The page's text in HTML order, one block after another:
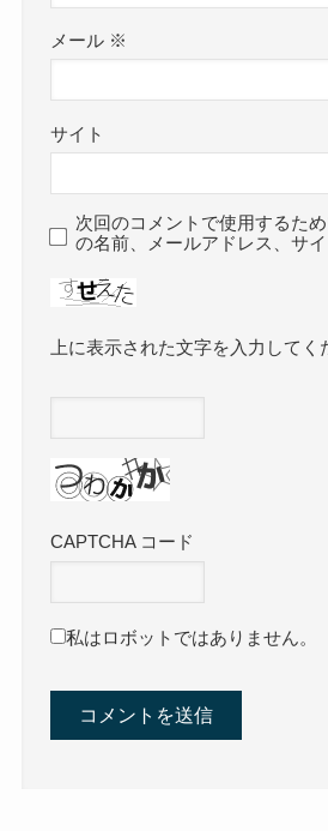
メール ※
サイト
次回のコメントで使用するた
の名前、メールアドレス、サイ
上に表示された文字を入力してく
CAPTCHA コード
私はロボットではありません。